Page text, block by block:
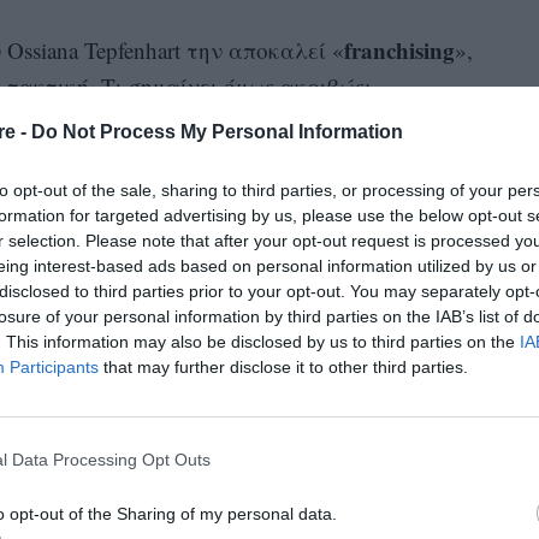
- Do Not Process My Personal Information
opt-out of the sale, sharing to third parties, or processing of your
for targeted advertising by us, please use the below opt-out
selection. Please note that after your opt-out request is processed
interest-based ads based on personal information utilized by us
to third parties prior to your opt-out. You may separately
of your personal information by third parties on the IAB’s list of
This information may also be disclosed by us to third parties on the
Participants that may further disclose it to other third parties.
Data Processing Opt Outs
opt-out of the Sharing of my personal data.
Tepfenhart την αποκαλεί «franchising»,
Τι σημαίνει όμως ακριβώς;
Εκ πρώτης όψης, έχουν τον τέλειο γάμο,
ώρες, ίσως ακόμα και μέρες – εξαιτίας της
σύζυγό του. Μέχρι που μια μέρα,
διπλή ζωή, της στέλνει ταχαρτιάτου
ότι όλο αυτό τον καιρό ο
οικογένεια – μια ακόμα σταθερή ερωμένη,
μπορεί να μην έχει υποψιαστεί τίποτα
να υποψιαστεί.